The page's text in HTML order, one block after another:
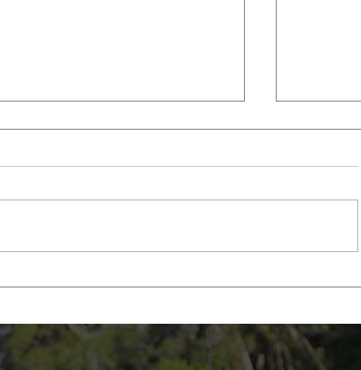
qui vendit sa Ferrari)